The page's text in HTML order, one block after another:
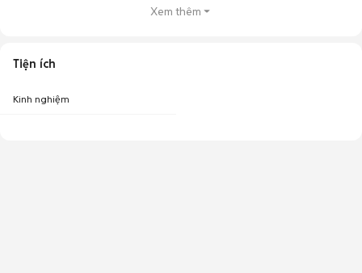
Xem thêm
Tiện ích
Kinh nghiệm